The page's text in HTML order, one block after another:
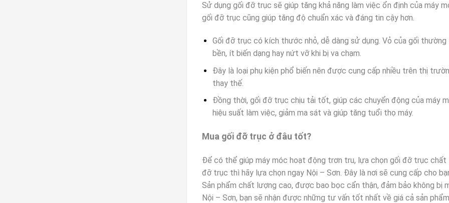
Sử dụng gối đỡ trục sẽ giúp tăng khả năng làm việc ổn định của máy
gối đỡ trục cũng giúp tăng độ chuẩn xác và đáng tin cậy hơn.
Gối đỡ trục có kích thước nhỏ, dễ dàng sử dụng. Vỏ của gối
bền, ít biến dạng hay nứt vỡ khi bị va chạm.
Đây là loại phụ kiện phổ biến nên được cung cấp nhiều trên thị
thay thế.
Đồng thời, gối đỡ trục chịu tải tốt, giúp các chuyển động của máy
hiệu suất làm việc, giảm ma sát và giúp tăng tuổi thọ máy.
Mua gối đỡ trục ở đâu tốt?
Để có thể giúp máy móc hoạt động trơn tru, lựa chọn gối đỡ trục
đỡ trục thì hãy lựa chọn ngay Nội – Sơn. Đây là nơi sẽ cung cấp cho
Sản phẩm chất lượng cao, được bao bọc cẩn thận, đảm bảo không bị
Nội – Sơn, bạn sẽ nhận được những tư vấn tốt nhất về giá cả sản